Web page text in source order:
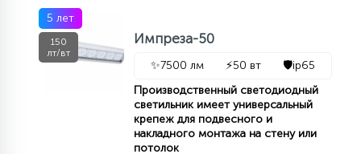
5 лет
150
лт/вт
Импреза-50
✨7500 лм ⚡50 вт 🛡️ip65
Производственный светодиодный
светильник имеет универсальный
крепеж для подвесного и
накладного монтажа на стену или
потолок